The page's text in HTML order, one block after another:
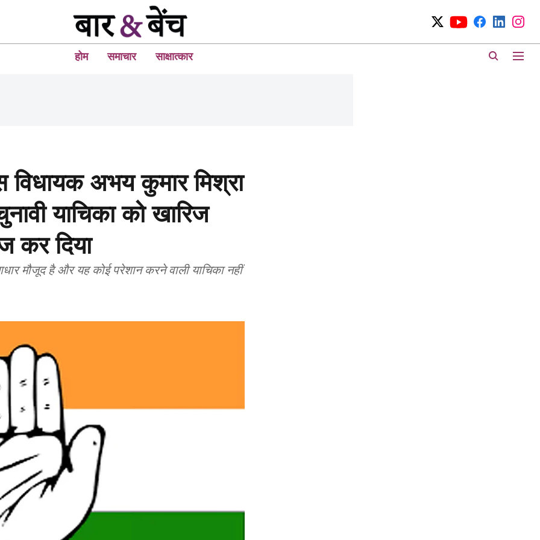
होम समाचार साक्षात्कार
अभय कुमार मिश्रा
याचिका को खारिज
कर दिया
मौजूद है और यह कोई परेशान करने वाली याचिका नहीं